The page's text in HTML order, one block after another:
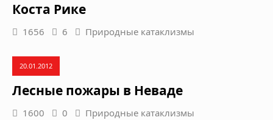
Коста Рике
1656 6 Природные катаклизмы
20.01.2012
Лесные пожары в Неваде
1600 0 Природные катаклизмы